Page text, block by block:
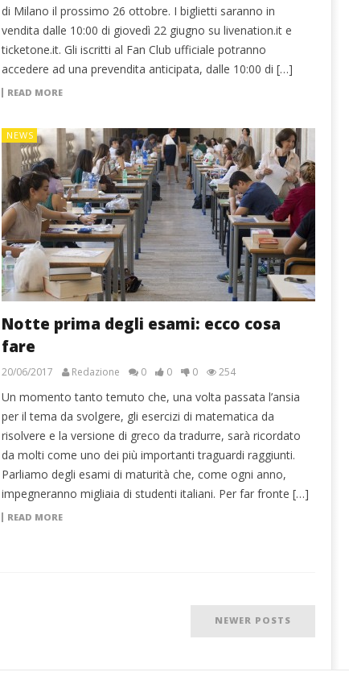
di Milano il prossimo 26 ottobre. I biglietti saranno in
vendita dalle 10:00 di giovedì 22 giugno su livenation.it e
ticketone.it. Gli iscritti al Fan Club ufficiale potranno
accedere ad una prevendita anticipata, dalle 10:00 di […]
READ MORE
NEWS
Notte prima degli esami: ecco cosa
fare
20/06/2017 Redazione 0 0 0 254
Un momento tanto temuto che, una volta passata l’ansia
per il tema da svolgere, gli esercizi di matematica da
risolvere e la versione di greco da tradurre, sarà ricordato
da molti come uno dei più importanti traguardi raggiunti.
Parliamo degli esami di maturità che, come ogni anno,
impegneranno migliaia di studenti italiani. Per far fronte […]
READ MORE
NEWER POSTS